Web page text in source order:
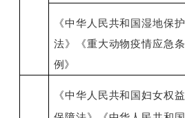
《中华人民共和国湿地保护
法》《重大动物疫情应急条
例》
《中华人民共和国妇女权益